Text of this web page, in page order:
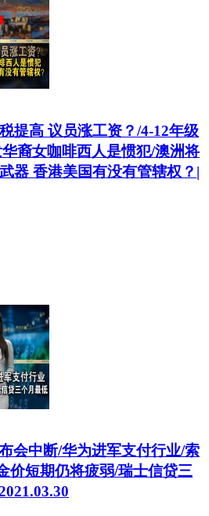
提高 议员涨工资？/4-12年级
裔女咖啡西人是惯犯/澳洲将
器 香港美国有没有管辖权？|
会中断/华为进军支付行业/索
价短期仍将疲弱/瑞士信贷三